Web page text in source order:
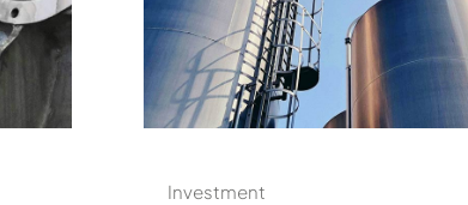
Investment